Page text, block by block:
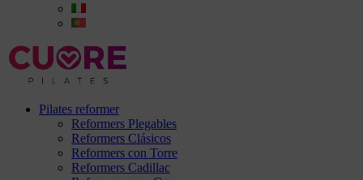
Pilates reformer
Reformers Plegables
Reformers Clásicos
Reformers con Torre
Reformers Cadillac